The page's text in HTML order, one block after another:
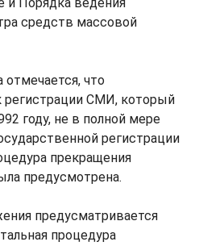
и Порядка ведения
средств массовой
что
СМИ, который
году, не в полной мере
регистрации
прекращения
предусмотрена.
предусматривается
процедура